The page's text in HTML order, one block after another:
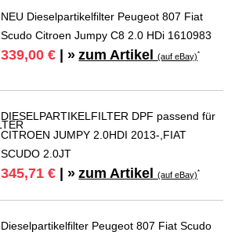
NEU Dieselpartikelfilter Peugeot 807 Fiat
Scudo Citroen Jumpy C8 2.0 HDi 1610983
339,00 € | » zum Artikel(auf eBay)*
DIESELPARTIKELFILTER DPF passend für
CITROEN JUMPY 2.0HDI 2013-,FIAT
SCUDO 2.0JT
345,71 € | » zum Artikel(auf eBay)*
Dieselpartikelfilter Peugeot 807 Fiat Scudo